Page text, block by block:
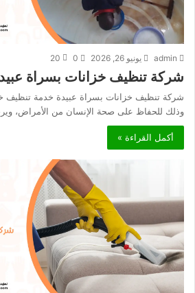
admin يونيو 26, 2026 0
20
شركة تنظيف خزانات بسراة
شركة تنظيف خزانات بسراة عبيدة خدمة تنظيف
وذلك للحفاظ على صحة الإنسان من الأمراض،
أكمل القراءة »